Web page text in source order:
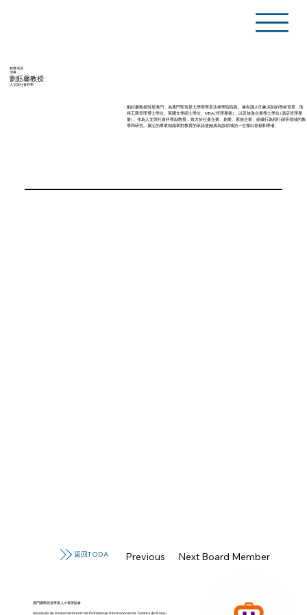
創會成員
理事
劉鈺馨教授
人文與社會科學
劉鈺馨教授現居澳門，為澳門聖若瑟大學商學及法律學院院長。擁有讓人印象深刻的學術背景，取
得工商管理博士學位、英國文學碩士學位、MBA (管理專業) ，以及旅遊企業學士學位 (酒店管理專
業) 。作為人文與社會科學副教授，致力於社會企業、創業、家族企業、組織行為和行銷等領域的教
學和研究。廣泛的專業知識和對教育的承諾使她成為該領域的一位傑出領袖和學者。
返回TODA Previous Board Member
Next Board Member
澳門國際旅遊專業人才發展協會
Associação de Desenvolvimento de Profissionais Internacionais de Turismo de Macau